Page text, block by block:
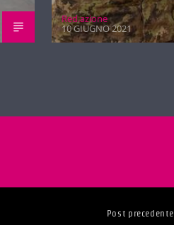
Red.azione
10 GIUGNO 2021
Post precedente